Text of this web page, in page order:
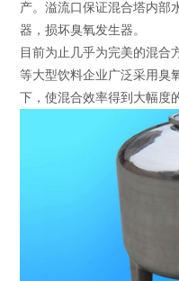
产。溢流口保证混合塔内部
器，损坏臭氧发生器。
目前为止几乎为完美的混合
等大型饮料企业广泛采用臭
下，使混合效率得到大幅度